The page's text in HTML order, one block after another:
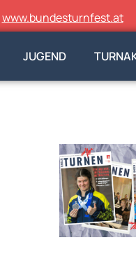
www.bundesturnfest.at
JUGEND